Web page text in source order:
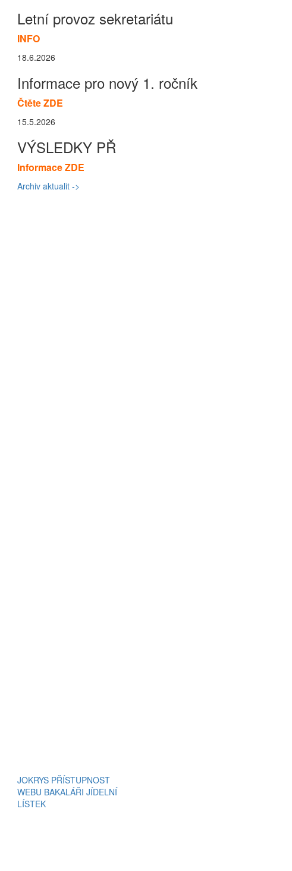
Letní provoz sekretariátu
INFO
18.6.2026
Informace pro nový 1. ročník
Čtěte ZDE
15.5.2026
VÝSLEDKY PŘ
Informace ZDE
Archiv aktualit ->
JOKRYS PŘÍSTUPNOST
WEBU BAKALÁŘI JÍDELNÍ
LÍSTEK